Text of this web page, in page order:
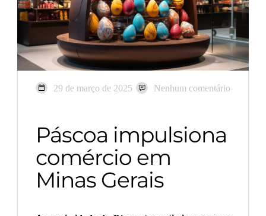
29 de março de 2025 Nenhum comentário
Páscoa impulsiona
comércio em
Minas Gerais